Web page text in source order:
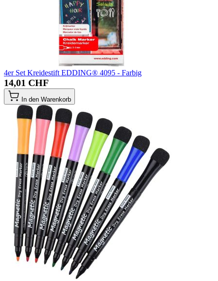
4er Set Kreidestift EDDING® 4095 - Farbig
14,01 CHF
In den Warenkorb